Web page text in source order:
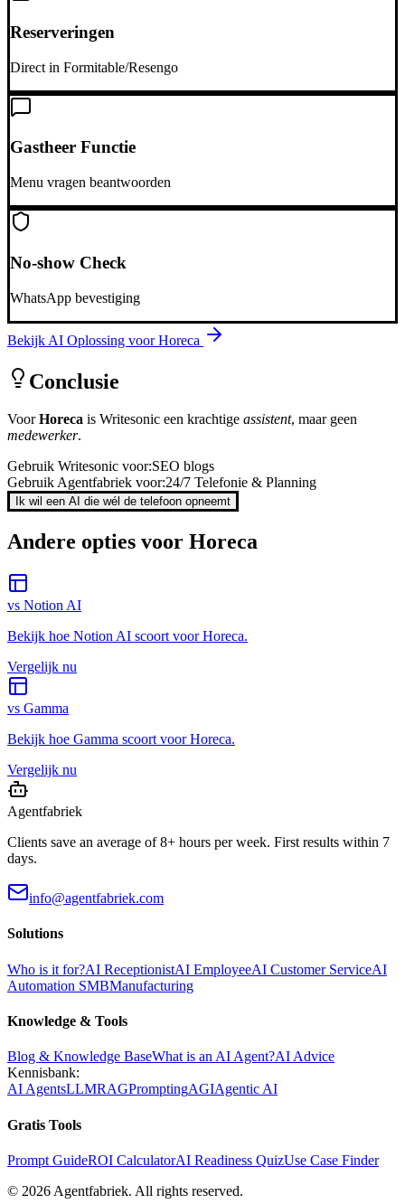
Reserveringen
Direct in Formitable/Resengo
Gastheer Functie
Menu vragen beantwoorden
No-show Check
WhatsApp bevestiging
Bekijk AI Oplossing voorHoreca
Conclusie
VoorHoreca is Writesonic een krachtige assistent, maar geen
medewerker.
Gebruik Writesonic voor:SEO blogs
Gebruik Agentfabriek voor:24/7 Telefonie & Planning
Ik wil een AI die wél de telefoon opneemt
Andere opties voor Horeca
vs Notion AI
Bekijk hoe Notion AI scoort voorHoreca.
Vergelijk nu
vs Gamma
Bekijk hoe Gamma scoort voorHoreca.
Vergelijk nu
Agentfabriek
Clients save an average of 8+ hours per week. First results within 7
days.
info@agentfabriek.com
Solutions
Who is it for?AI ReceptionistAI EmployeeAI Customer ServiceAI
Automation SMBManufacturing
Knowledge & Tools
Blog & Knowledge BaseWhat is an AI Agent?AI Advice
Kennisbank:
AI AgentsLLMRAGPromptingAGIAgentic AI
Gratis Tools
Prompt GuideROI CalculatorAI Readiness QuizUse Case Finder
© 2026 Agentfabriek. All rights reserved.